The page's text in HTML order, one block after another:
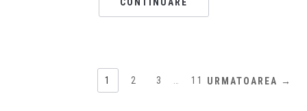
1 2 3 11 URMATOAREA →